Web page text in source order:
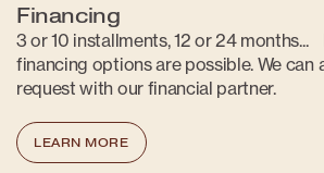
Financing
3 or 10 installments, 12 or 24
financing options are possible. We can
request with our financial partner.
LEARN MORE